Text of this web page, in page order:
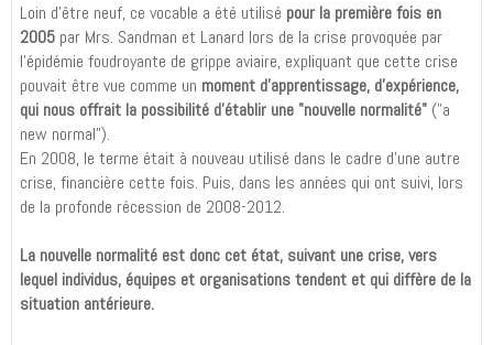
Loin d'être neuf, ce vocable a été utilisé pour la première fois en
2005 par Mrs. Sandman et Lanard lors de la crise provoquée par
l'épidémie foudroyante de grippe aviaire, expliquant que cette crise
pouvait être vue comme un moment d'apprentissage, d'expérience,
qui nous offrait la possibilité d'établir une "nouvelle normalité" ("a
new normal").
En 2008, le terme était à nouveau utilisé dans le cadre d'une autre
crise, financière cette fois. Puis, dans les années qui ont suivi, lors
de la profonde récession de 2008-2012.
La nouvelle normalité est donc cet état, suivant une crise, vers
lequel individus, équipes et organisations tendent et qui diffère de la
situation antérieure.